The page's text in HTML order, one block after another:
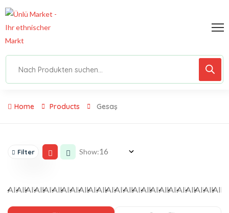
Home Products Gesaş
Filter Show: